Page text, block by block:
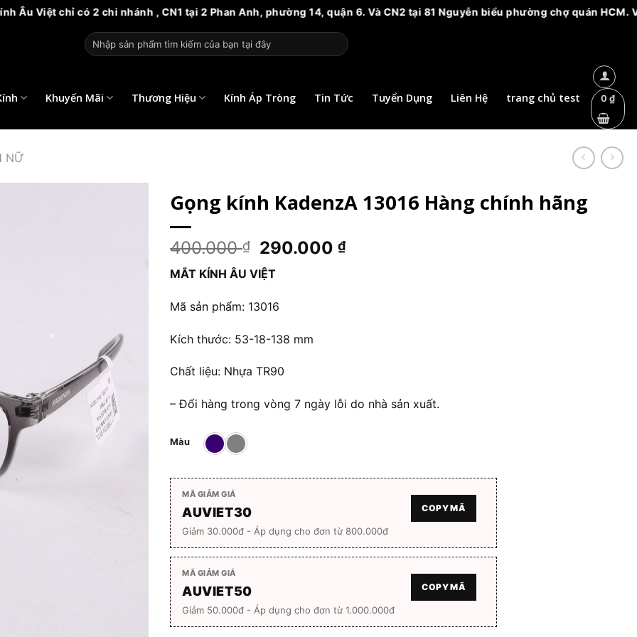
có 2 chi nhánh , CN1 tại 2 Phan Anh, phường 14, quận 6. Và CN2 tại 81 Nguyễn biểu phường chợ quán HCM. Vui lòng
Tìm
kiếm:
Khuyến Mãi Thương Hiệu Kính Áp Tròng Tin Tức Tuyển Dụng Liên Hệ trang chủ test 0₫
NỮ
Gọng kính KadenzA 13016 Hàng chính hãng
400.000₫
Giá
gốc
là:
400.000 ₫.
290.000₫Giá
MẮT KÍNH ÂU VIỆT
Mã sản phẩm: 13016
Kích thước: 53-18-138 mm
Chất liệu: Nhựa TR90
– Đổi hàng trong vòng 7 ngày lỗi do nhà sản xuất.
Màu
MÃ GIẢM GIÁ
AUVIET30
Giảm 30.000đ - Áp dụng cho đơn từ 800.000đ
COPY MÃ
MÃ GIẢM GIÁ
AUVIET50
Giảm 50.000đ - Áp dụng cho đơn từ 1.000.000đ
COPY MÃ